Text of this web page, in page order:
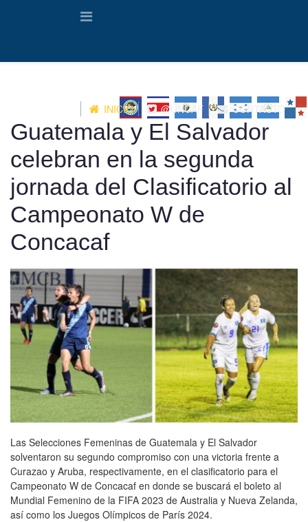
INICIO @UNCAF CONTACTO
Guatemala y El Salvador
celebran en la segunda
jornada del Clasificatorio al
Campeonato W de
Concacaf
Las Selecciones Femeninas de Guatemala y El Salvador
solventaron su segundo compromiso con una victoria frente a
Curazao y Aruba, respectivamente, en el clasificatorio para el
Campeonato W de Concacaf en donde se buscará el boleto al
Mundial Femenino de la FIFA 2023 de Australia y Nueva Zelanda,
así como los Juegos Olímpicos de París 2024.